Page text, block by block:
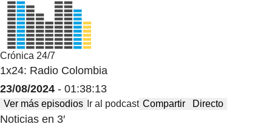
Crónica 24/7
1x24: Radio Colombia
23/08/2024 - 01:38:13
Ver más episodios Ir al podcast Compartir Directo
Noticias en 3′